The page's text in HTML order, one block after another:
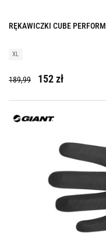
RĘKAWICZKI CUBE
XL
189,99 152 zł